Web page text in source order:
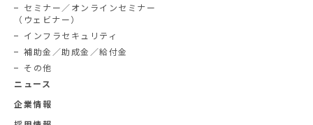
セミナー／オンラインセミナー
（ウェビナー）
インフラセキュリティ
補助金／助成金／給付金
その他
ニュース
企業情報